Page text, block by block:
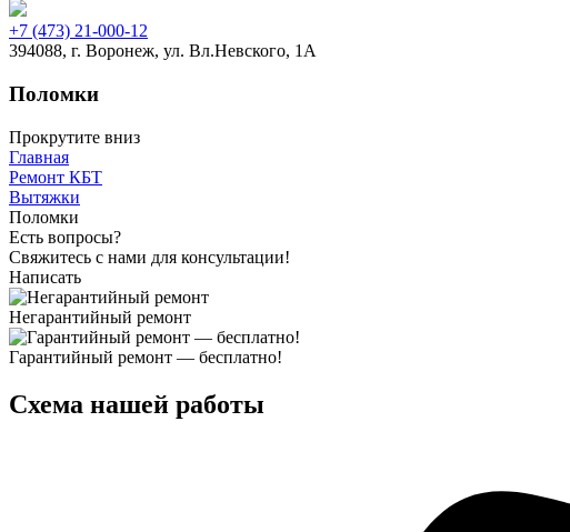
+7 (473) 21-000-12
394088, г. Воронеж, ул. Вл.Невского, 1А
Поломки
Прокрутите вниз
Главная
Ремонт КБТ
Вытяжки
Поломки
Есть вопросы?
Свяжитесь с нами для консультации!
Написать
Негарантийный ремонт
Гарантийный ремонт — бесплатно!
Схема нашей работы